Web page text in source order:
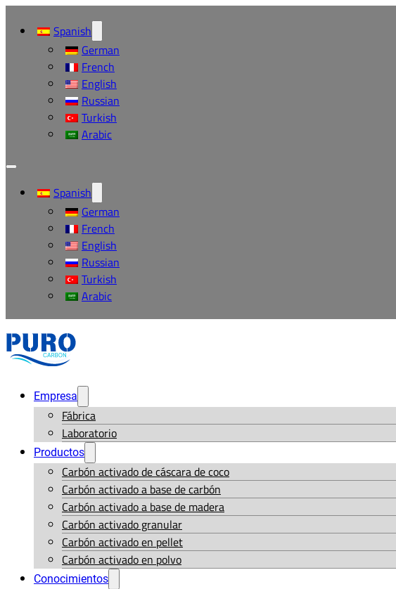
Spanish
German
French
English
Russian
Turkish
Arabic
Spanish
German
French
English
Russian
Turkish
Arabic
Empresa
Fábrica
Laboratorio
Productos
Carbón activado de cáscara de coco
Carbón activado a base de carbón
Carbón activado a base de madera
Carbón activado granular
Carbón activado en pellet
Carbón activado en polvo
Conocimientos